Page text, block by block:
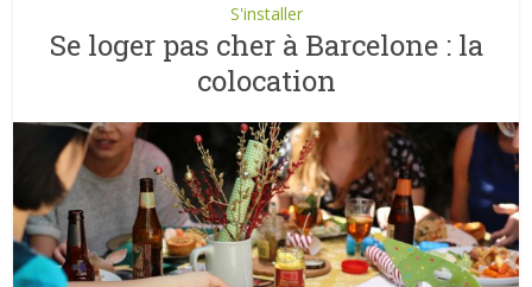
S'installer
Se loger pas cher à Barcelone : la
colocation